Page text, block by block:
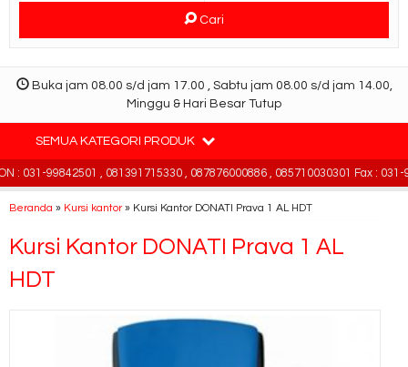
Cari
Buka jam 08.00 s/d jam 17.00 , Sabtu jam 08.00 s/d jam 14.00,
Minggu & Hari Besar Tutup
SEMUA KATEGORI PRODUK
: 031-99842501 , 081391715330 , 087876000886 , 085710030301 Fax : 031-
Beranda » Kursi kantor» Kursi Kantor DONATI Prava 1 AL HDT
Kursi Kantor DONATI Prava 1 AL
HDT